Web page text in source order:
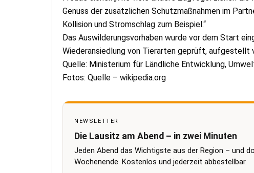
Genuss der zusätzlichen Schutzmaßnahmen im
Kollision und Stromschlag zum Beispiel.“
Das Auswilderungsvorhaben wurde vor dem Start
Wiederansiedlung von Tierarten geprüft, aufgestellt
Quelle: Ministerium für Ländliche Entwicklung,
Fotos: Quelle – wikipedia.org
NEWSLETTER
Die Lausitz am Abend – in zwei Minuten
Jeden Abend das Wichtigste aus der Region – und
Wochenende. Kostenlos und jederzeit abbestellbar.